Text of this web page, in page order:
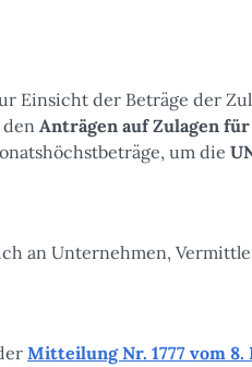
Einsicht der Beträge der
Anträgen auf Zulagen
um die
an Unternehmen,
Mitteilung Nr. 1777 vom